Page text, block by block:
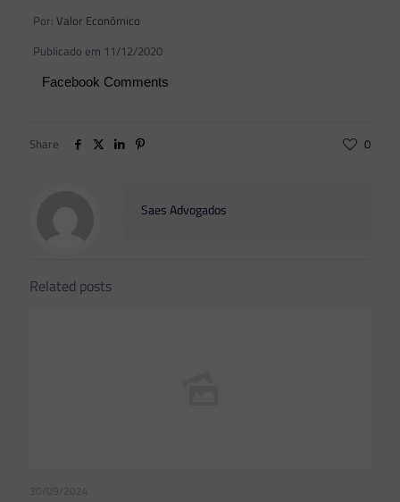
Por: Valor Econômico
Publicado em 11/12/2020
Facebook Comments
Share 0
Saes Advogados
Related posts
30/09/2024